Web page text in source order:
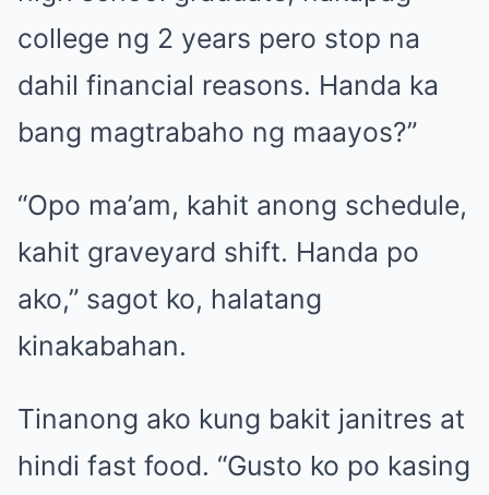
college ng 2 years pero stop na
dahil financial reasons. Handa ka
bang magtrabaho ng maayos?”
“Opo ma’am, kahit anong schedule,
kahit graveyard shift. Handa po
ako,” sagot ko, halatang
kinakabahan.
Tinanong ako kung bakit janitres at
hindi fast food. “Gusto ko po kasing